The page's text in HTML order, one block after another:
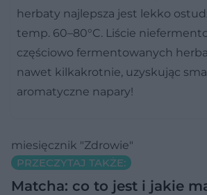
herbaty najlepsza jest lekko
temp. 60–80°C. Liście
częściowo fermentowanych
nawet kilkakrotnie, uzyskując
aromatyczne napary!
miesięcznik "Zdrowie"
PRZECZYTAJ TAKŻE:
Matcha: co to jest i jakie